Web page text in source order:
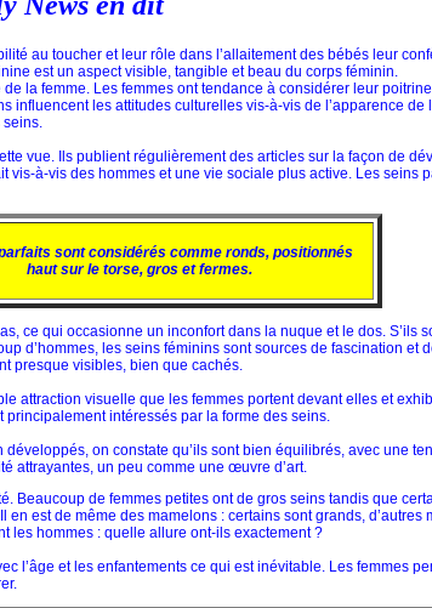
au toucher et leur rôle dans l’allaitement des bébés leur
est un aspect visible, tangible et beau du corps féminin.
la femme. Les femmes ont tendance à considérer leur
influencent les attitudes culturelles vis-à-vis de l’apparence de
seins.
vue. Ils publient régulièrement des articles sur la façon de
vis-à-vis des hommes et une vie sociale plus active. Les seins
sont considérés comme ronds, positionnés
haut sur le torse, gros et fermes.
ce qui occasionne un inconfort dans la nuque et le dos. S’ils
d’hommes, les seins féminins sont sources de fascination et
presque visibles, bien que cachés.
attraction visuelle que les femmes portent devant elles et
intéressés par la forme des seins.
on constate qu’ils sont bien équilibrés, avec une
attrayantes, un peu comme une œuvre d’art.
Beaucoup de femmes petites ont de gros seins tandis que
est de même des mamelons : certains sont grands, d’autres
les hommes : quelle allure ont-ils exactement ?
l’âge et les enfantements ce qui est inévitable. Les femmes